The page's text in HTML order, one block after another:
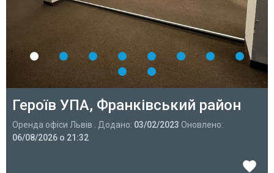
Героїв УПА, Франківський район
Оренда офіси Львів . Додано: 03/02/2023 Оновлено:
06/08/2026 о 21:32